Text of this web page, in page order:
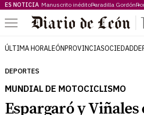
ES NOTICIA Manuscrito inéditoParadilla Gordón
Menú
ÚLTIMA HORALEÓNPROVINCIASOCIEDAD
DEPORTES
MUNDIAL DE MOTOCICLISMO
Espargaró y Viñales